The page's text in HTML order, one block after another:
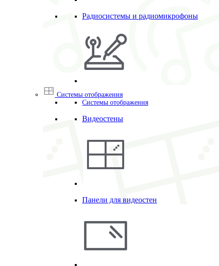
Радиосистемы и радиомикрофоны
Системы отображения
Системы отображения
Видеостены
Панели для видеостен